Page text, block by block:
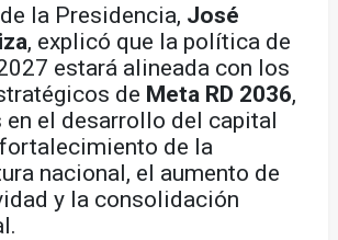
la Presidencia, José
, explicó que la política de
estará alineada con los
de Meta RD 2036,
en el desarrollo del capital
de la
nacional, el aumento de
y la consolidación